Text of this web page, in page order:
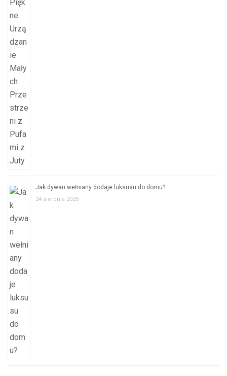
Jak dywan wełniany dodaje luksusu do domu?
24 sierpnia 2025